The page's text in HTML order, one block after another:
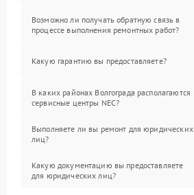
Возможно ли получать обратную связь в
процессе выполнения ремонтных работ?
Какую гарантию вы предоставляете?
В каких районах Волгограда располагаются
сервисные центры NEC?
Выполняете ли вы ремонт для юридических
лиц?
Какую документацию вы предоставляете
для юридических лиц?